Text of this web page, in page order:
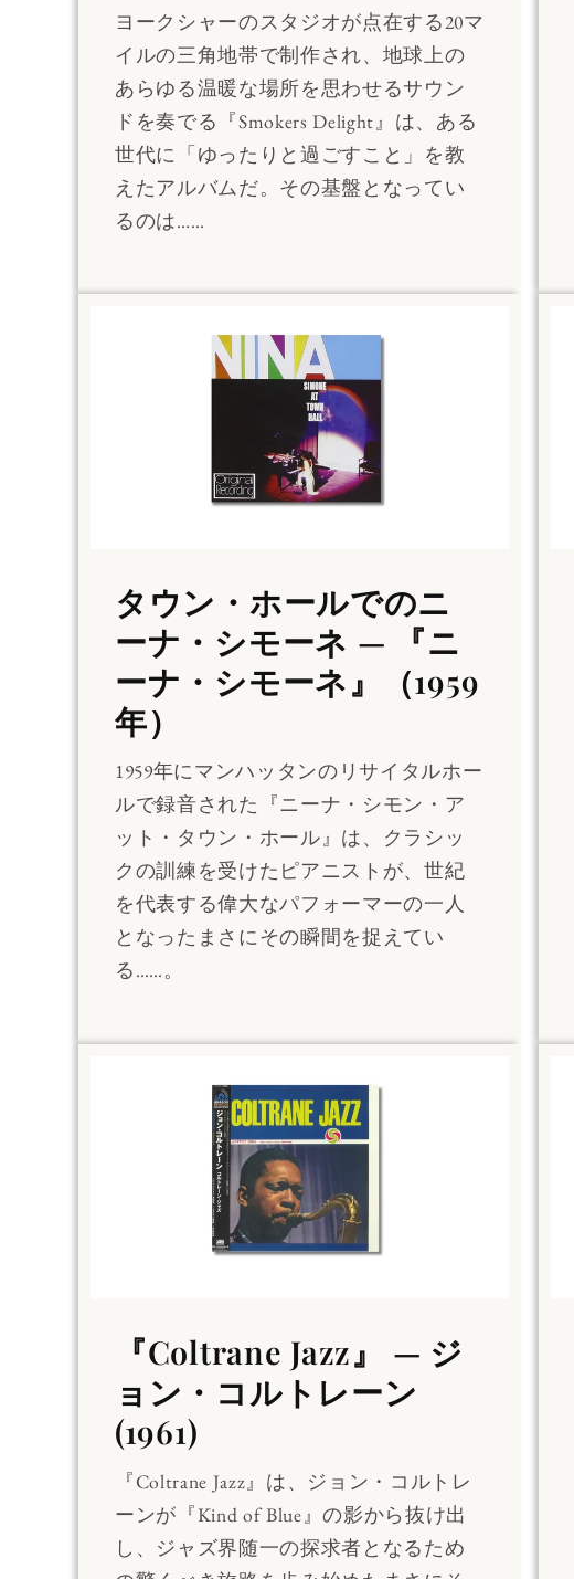
ヨークシャーのスタジオが点在する20マ
イルの三角地帯で制作され、地球上の
あらゆる温暖な場所を思わせるサウン
ドを奏でる『Smokers Delight』は、ある
世代に「ゆったりと過ごすこと」を教
えたアルバムだ。その基盤となってい
るのは……
タウン・ホールでのニ
ーナ・シモーネ — 『ニ
ーナ・シモーネ』（1959
年）
1959年にマンハッタンのリサイタルホー
ルで録音された『ニーナ・シモン・ア
ット・タウン・ホール』は、クラシッ
クの訓練を受けたピアニストが、世紀
を代表する偉大なパフォーマーの一人
となったまさにその瞬間を捉えてい
る……。
『Coltrane Jazz』 — ジ
ョン・コルトレーン
(1961)
『Coltrane Jazz』は、ジョン・コルトレ
ーンが『Kind of Blue』の影から抜け出
し、ジャズ界随一の探求者となるため